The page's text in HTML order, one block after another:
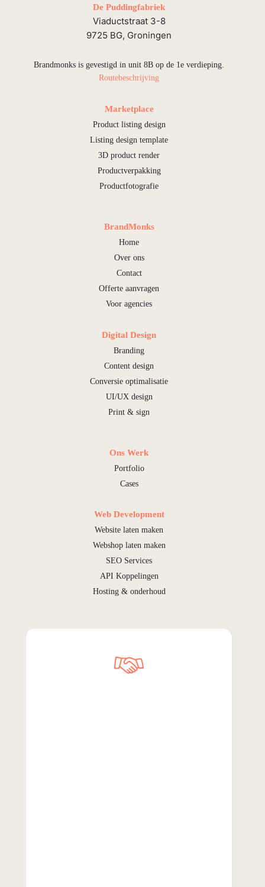
De Puddingfabriek
Viaductstraat 3-8
9725 BG, Groningen
Brandmonks is gevestigd in unit 8B op de 1e verdieping.
Routebeschrijving
Marketplace
Product listing design
Listing design template
3D product render
Productverpakking
Productfotografie
BrandMonks
Home
Over ons
Contact
Offerte aanvragen
Voor agencies
Digital Design
Branding
Content design
Conversie optimalisatie
UI/UX design
Print & sign
Ons Werk
Portfolio
Cases
Web Development
Website laten maken
Webshop laten maken
SEO Services
API Koppelingen
Hosting & onderhoud